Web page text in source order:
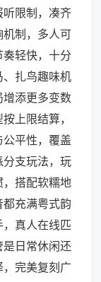
限制，凑齐
制，多人可
轻快，十分
扎鸟趣味机
添更多变数
上限结算，
平性，覆盖
支玩法，玩
搭配软糯地
充满粤式韵
真人在线匹
日常休闲还
完美复刻广